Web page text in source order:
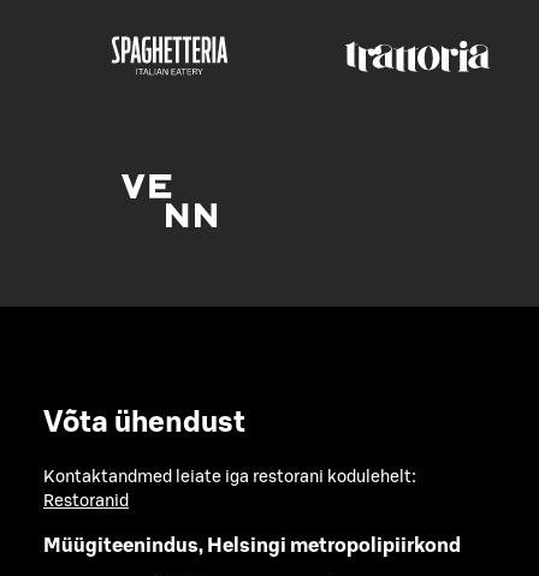
Võta ühendust
Kontaktandmed leiate iga restorani kodulehelt:
Restoranid
Müügiteenindus, Helsingi metropolipiirkond